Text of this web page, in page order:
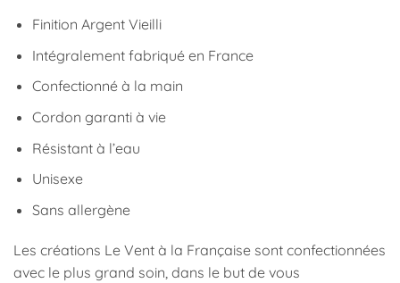
Finition Argent Vieilli
Intégralement fabriqué en France
Confectionné à la main
Cordon garanti à vie
Résistant à l’eau
Unisexe
Sans allergène
Les créations Le Vent à la Française sont confectionnées
avec le plus grand soin, dans le but de vous